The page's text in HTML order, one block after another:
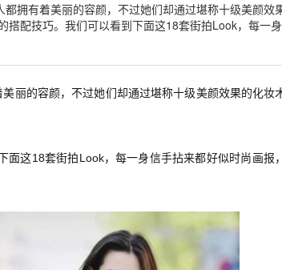
拥有着美丽的容颜，不过她们却通过堪称十级美颜效
配技巧。我们可以看到下面这18套街拍Look，每一
丽的容颜，不过她们却通过堪称十级美颜效果的化妆
这18套街拍Look，每一身信手拈来都好似时尚画报